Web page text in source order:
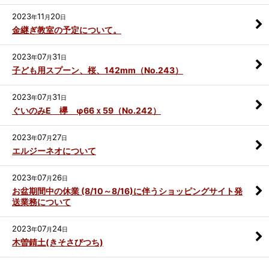
2023年11 月 20日
金継ぎ教室の予定について。
2023年07月 31日
子ども用スプーン、桜、142mm（No.243）
2023年07月 31日
ぐいのみE 欅 φ66ｘ59（No.242）
2023年07月 27日
エルジーネオについて
2023年07月 26日
お盆期間中の休業 (8/10～8/16)に伴うショッピングサイト発
送業務について
2023年07月 24日
木曽錆土(きそさびつち)